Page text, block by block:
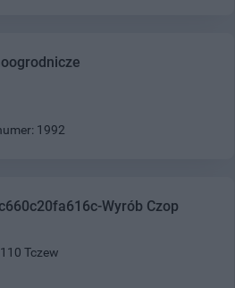
1992
Wyrób Czop
Tczew